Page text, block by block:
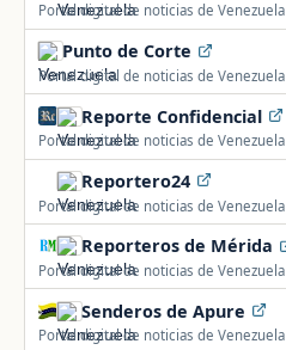
Portal digital de noticias de Venezuela
Punto de Corte
Portal digital de noticias de Venezuela
Reporte Confidencial
Portal digital de noticias de Venezuela
Reportero24
Portal digital de noticias de Venezuela
Reporteros de Mérida
Portal digital de noticias de Venezuela
Senderos de Apure
Portal digital de noticias de Venezuela